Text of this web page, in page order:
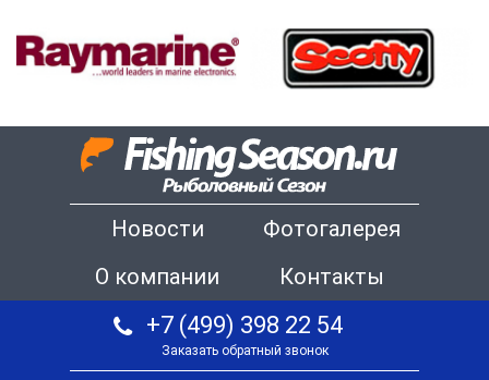
Новости
Фотогалерея
О компании
Контакты
+7 (499) 398 22 54
Заказать обратный звонок